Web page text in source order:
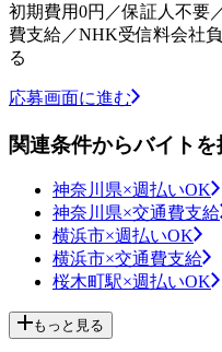
初期費用0円／保証人不要
費支給／NHK受信料会社
る
応募画面に進む
関連条件からバイトを
神奈川県×週払いOK
神奈川県×交通費支給
横浜市×週払いOK
横浜市×交通費支給
桜木町駅×週払いOK
もっと見る